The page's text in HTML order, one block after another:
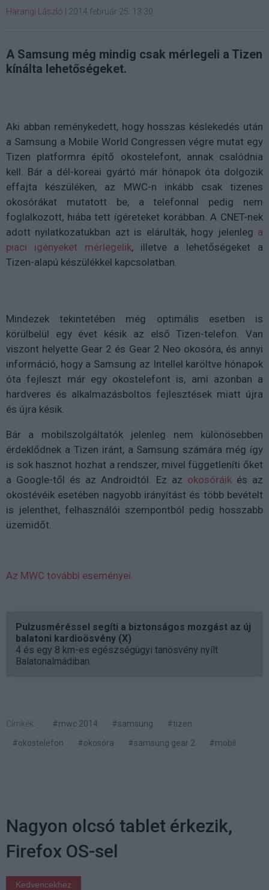
Harangi László 2014 február 25. 13:30
A Samsung még mindig csak mérlegeli a Tizen
kínálta lehetőségeket.
Aki abban reménykedett, hogy hosszas késlekedés után
a Samsung a Mobile World Congressen végre mutat egy
Tizen platformra építő okostelefont, annak csalódnia
kell. Bár a dél-koreai gyártó már hónapok óta dolgozik
effajta készüléken, az MWC-n inkább csak tizenes
okosórákat mutatott be, a telefonnal pedig nem
foglalkozott, hiába tett ígéreteket korábban. A CNET-nek
adott nyilatkozatukban azt is elárulták, hogy jelenleg a
piaci igényeket mérlegelik, illetve a lehetőségeket a
Tizen-alapú készülékkel kapcsolatban.
Mindezek tekintetében még optimális esetben is
körülbelül egy évet késik az első Tizen-telefon. Van
viszont helyette Gear 2 és Gear 2 Neo okosóra, és annyi
információ, hogy a Samsung az Intellel karöltve hónapok
óta fejleszt már egy okostelefont is, ami azonban a
hardveres és alkalmazásboltos fejlesztések miatt újra
és újra késik.
Bár a mobilszolgáltatók jelenleg nem különösebben
érdeklődnek a Tizen iránt, a Samsung számára még így
is sok hasznot hozhat a rendszer, mivel függetleníti őket
a Google-től és az Androidtól. Ez az okosóráik és az
okostévéik esetében nagyobb irányítást és több bevételt
is jelenthet, felhasználói szempontból pedig hosszabb
üzemidőt.
Az MWC további eseményei.
Pulzusméréssel segíti a biztonságos mozgást az új
balatoni kardioösvény (X)
4 és egy 8 km-es egészségügyi tanösvény nyílt
Balatonalmádiban.
Címkék: #mwc 2014 #samsung
#tizen
#okostelefon
#okosóra #samsung gear 2 #mobil
Nagyon olcsó tablet érkezik,
Firefox OS-sel
Kedvencekhez